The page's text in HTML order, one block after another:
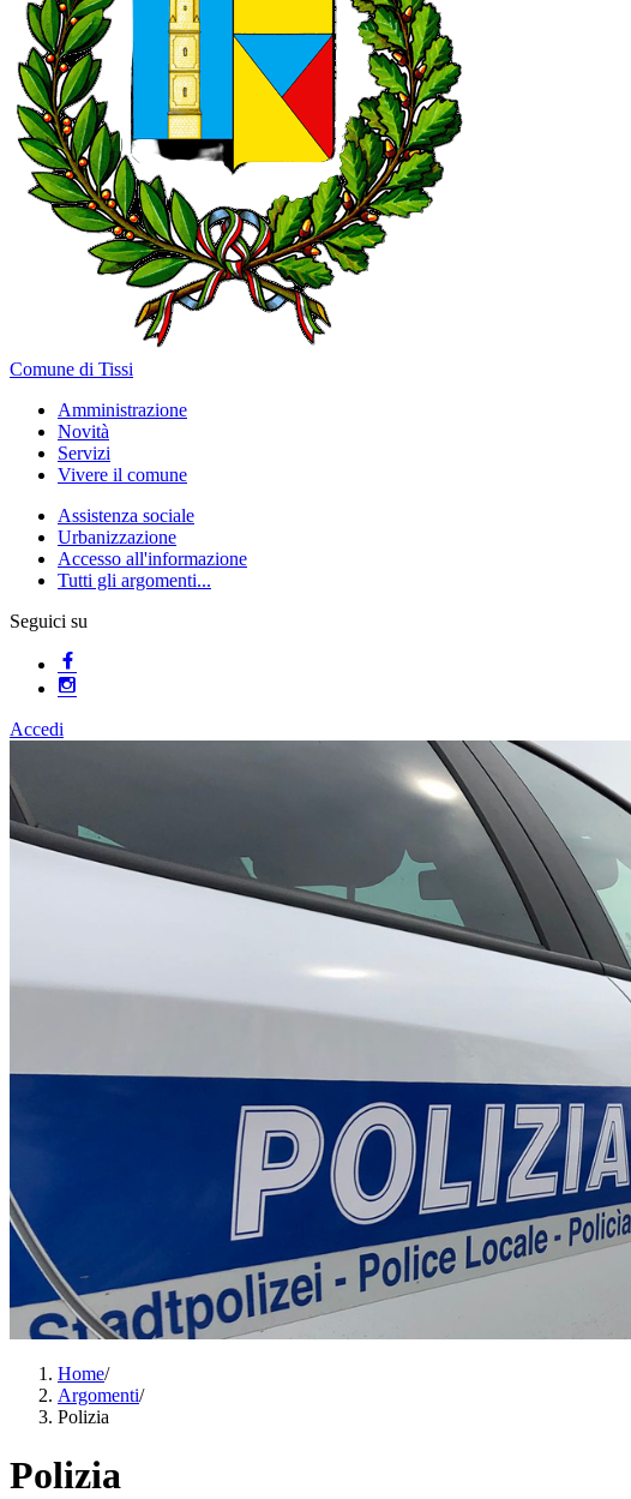
Comune di Tissi
Amministrazione
Novità
Servizi
Vivere il comune
Assistenza sociale
Urbanizzazione
Accesso all'informazione
Tutti gli argomenti...
Seguici su
Accedi
Home/
Argomenti/
Polizia
Polizia